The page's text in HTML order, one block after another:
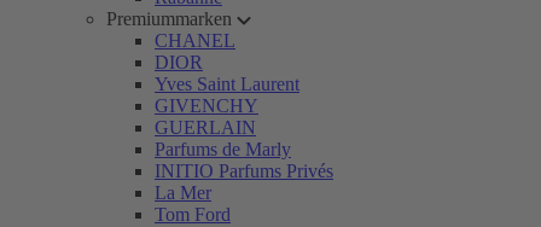
Premiummarken
CHANEL
DIOR
Yves Saint Laurent
GIVENCHY
GUERLAIN
Parfums de Marly
INITIO Parfums Privés
La Mer
Tom Ford